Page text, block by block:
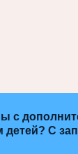
с
детей? С